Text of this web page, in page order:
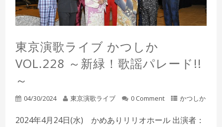
東京演歌ライブ かつしか
VOL.228 ～新緑！歌謡パレード!!
～
04/30/2024 東京演歌ライブ 0 Comment かつしか
2024年4月24日(水) かめありリリオホール 出演者：